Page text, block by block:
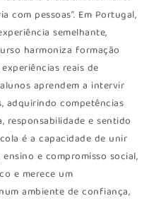
com pessoas”. Em Portugal,
semelhante,
harmoniza formação
reais de
aprendem a intervir
adquirindo competências
responsabilidade e sentido
é a capacidade de unir
e compromisso social,
e merece um
ambiente de confiança,